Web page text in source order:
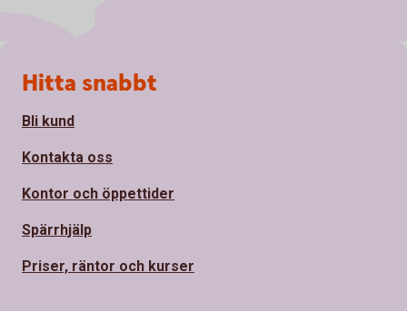
Sidfot
Hitta snabbt
Bli kund
Kontakta oss
Kontor och öppettider
Spärrhjälp
Priser, räntor och kurser